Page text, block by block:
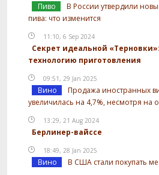
Пиво
В России утвердили
пива: что изменится
11:10, 6 Sep 2024
Секрет идеальной
технологию приготовления
09:51, 29 Jan 2025
Вино
Продажа иностранных
увеличилась на 4,7%, несмотря на
13:29, 21 Aug 2024
Берлинер-вайссе
18:49, 28 Jan 2025
Вино В США стали покупать